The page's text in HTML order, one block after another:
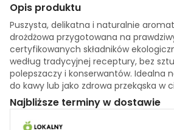
Opis produktu
Puszysta, delikatna i naturalnie
drożdżowa przygotowana na
certyfikowanych składników
według tradycyjnej receptury, bez
polepszaczy i konserwantów. Idealna
do kawy lub jako zdrowa przekąska w
Najbliższe terminy w dostawie